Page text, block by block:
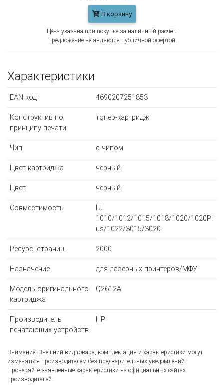
В корзину
Цена указана при покупке за наличный расчёт.
Предложение не являются публичной офертой.
Характеристики
EAN код 4690207251853
Конструктив по
принципу печати
тонер-картридж
Чип с чипом
Цвет картриджа черный
Цвет черный
Совместимость
LJ
1010/1012/1015/1018/1020/1020Pl
us/1022/3015/3020
Ресурс, страниц 2000
Назначение для лазерных принтеров/МФУ
Модель оригинального
картриджа
Q2612A
Производитель
печатающих устройств
HP
Внимание! Внешний вид товара, комплектация и характеристики могут
изменяться производителем без предварительных уведомлений.
Проверяйте заявленные характеристики на официальных сайтах
производителей.